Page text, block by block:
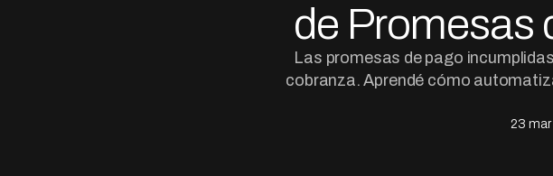
de Promesas
Las promesas de pago
cobranza. Aprendé cómo
23